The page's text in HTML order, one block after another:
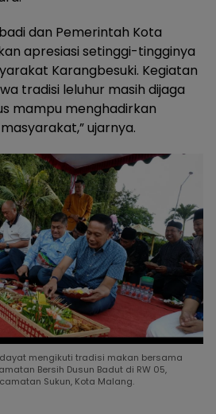
dan Pemerintah Kota
apresiasi setinggi-tingginya
Karangbesuki. Kegiatan
tradisi leluhur masih dijaga
mampu menghadirkan
ujarnya.
mengikuti tradisi makan bersama
Bersih Dusun Badut di RW 05,
Sukun, Kota Malang.